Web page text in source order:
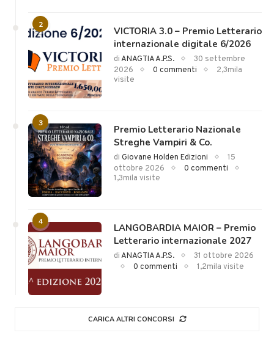
2
VICTORIA 3.0 – Premio Letterario
internazionale digitale 6/2026
diANAGTIA A.P.S.
30 settembre
2026
0 commenti
2,3mila
visite
3
Premio Letterario Nazionale
Streghe Vampiri & Co.
di Giovane Holden Edizioni
15
ottobre 2026
0 commenti
1,3mila visite
4
LANGOBARDIA MAIOR – Premio
Letterario internazionale 2027
diANAGTIA A.P.S.
31 ottobre 2026
0 commenti
1,2mila visite
CARICA ALTRI CONCORSI